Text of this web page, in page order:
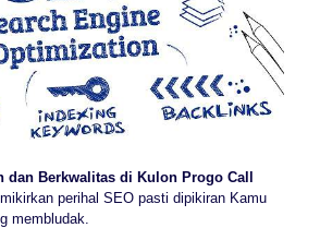
dan Berkwalitas di Kulon Progo Call
perihal SEO pasti dipikiran Kamu
membludak.